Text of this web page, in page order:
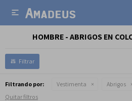

HOMBRE - ABRIGOS EN
Filtrando por: Vestimenta Abrigos
Quitar filtros